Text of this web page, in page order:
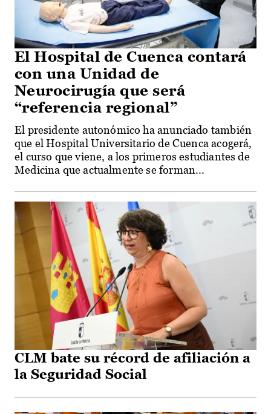
El Hospital de Cuenca contará
con una Unidad de
Neurocirugía que será
“referencia regional”
El presidente autonómico ha anunciado también
que el Hospital Universitario de Cuenca acogerá,
el curso que viene, a los primeros estudiantes de
Medicina que actualmente se forman...
CLM bate su récord de afiliación a
la Seguridad Social